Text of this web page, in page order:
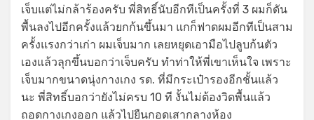
เจ็บแต่ไม่กล้าร้องครับ พี่สิทธิ์นับอีกทีเป็นครั้งที่ 3 ผมก็ดัน
พื้นลงไปอีกครั้งแล้วยกก้นขึ้นมา แกก็ฟาดผมอีกทีเป็นสาม
ครั้งแรงกว่าเก่า ผมเจ็บมาก เลยหยุดเอามือไปลูบก้นตัว
เองแล้วลุกขึ้นบอกว่าเจ็บครับ ทำท่าให้พี่เขาเห็นใจ เพราะ
เจ็บมากขนาดนุ่งกางเกง รด. ที่มีกระเป๋ารองอีกชั้นแล้ว
นะ พี่สิทธิ์บอกว่ายังไม่ครบ 10 ที งั้นไม่ต้องวิดพื้นแล้ว
ถอดกางเกงออก แล้วไปยืนกอดเสากลางห้อง